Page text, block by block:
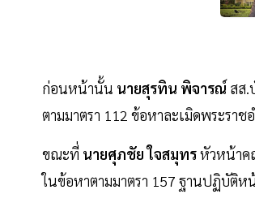
ก่อนหน้านั้น นายสุรทิน พิจารณ์ สส.
ตามมาตรา 112 ข้อหาละเมิดพระราช
ขณะที่ นายศุภชัย ใจสมุทรหัวหน้าค
ในข้อหาตามมาตรา 157 ฐานปฏิบัติห